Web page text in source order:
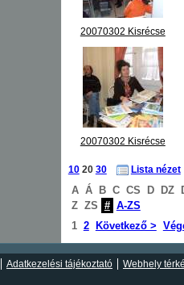
20070302 Kisrécse
megnyitó 11.jpg
20070302 Kisrécse
10 20 30 Lista nézet
A Á B C CS D DZ
Z ZS # A-ZS
1 2 Következő >
Adatkezelési tájékoztató Webhely